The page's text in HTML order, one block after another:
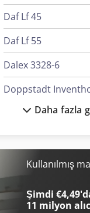
Daf Lf 45
Daf Lf 55
Dalex 3328-6
Doppstadt
Felder G 480
Haas Vf-4
Daha fazla
Kullanılmış
Şimdi
11 milyon